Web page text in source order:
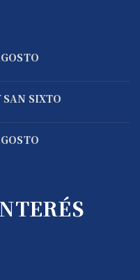
SAN SIXTO